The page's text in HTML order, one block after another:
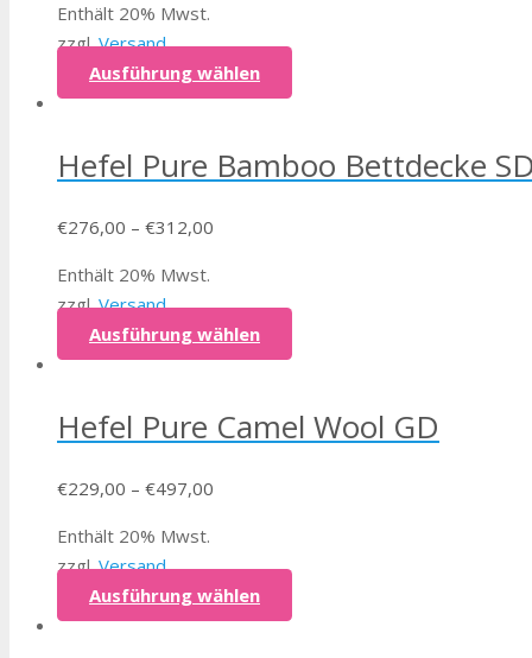
Enthält 20% Mwst.
zzgl.Versand
Ausführung wählen
Hefel Pure Bamboo Bettdecke
€276,00 – €312,00
Enthält 20% Mwst.
zzgl.Versand
Ausführung wählen
Hefel Pure Camel Wool GD
€229,00 – €497,00
Enthält 20% Mwst.
zzgl.Versand
Ausführung wählen